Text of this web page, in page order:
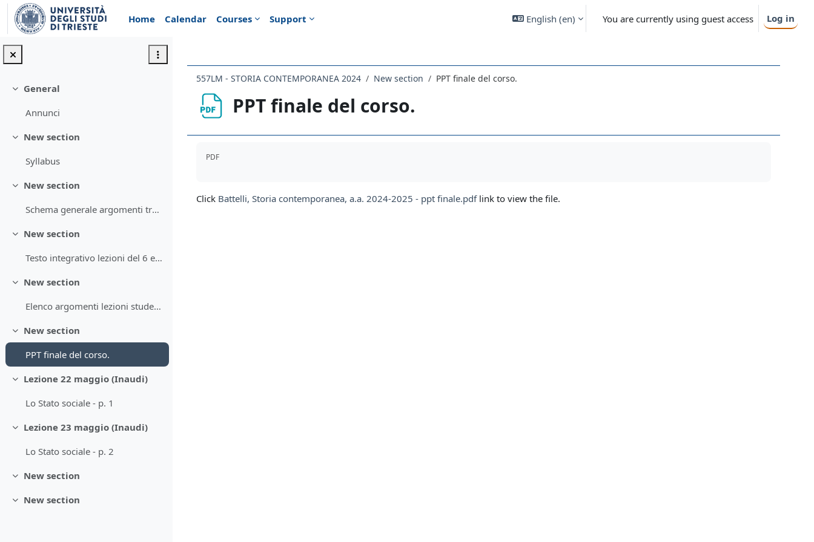
Skip to main content
Home
Calendar Courses Support English ‎(en)‎ You are currently using guest access Log in
Collapse
General
Annunci
Collapse
New section
Syllabus
Collapse
New section
Schema generale argomenti trattati a lezione.
Collapse
New section
Testo integrativo lezioni del 6 e 7 marzo 2025
Collapse
New section
Elenco argomenti lezioni studenti.
Collapse
New section
PPT finale del corso.
Collapse
Lezione 22 maggio (Inaudi)
Lo Stato sociale - p. 1
Collapse
Lezione 23 maggio (Inaudi)
Lo Stato sociale - p. 2
Collapse
New section
Collapse
New section
557LM - STORIA CONTEMPORANEA 2024 New section PPT finale del corso.
PPT finale del corso.
PDF
Click Battelli, Storia contemporanea, a.a. 2024-2025 - ppt finale.pdflink to view the file.